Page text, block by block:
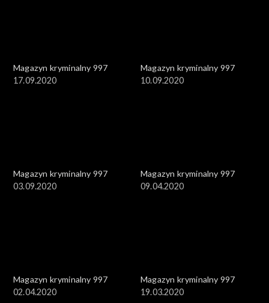
Magazyn kryminalny 997
17.09.2020
Magazyn kryminalny 997
10.09.2020
Magazyn kryminalny 997
03.09.2020
Magazyn kryminalny 997
09.04.2020
Magazyn kryminalny 997
02.04.2020
Magazyn kryminalny 997
19.03.2020